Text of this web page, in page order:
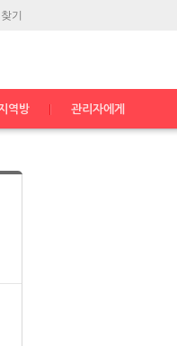
기
역방 관리자에게